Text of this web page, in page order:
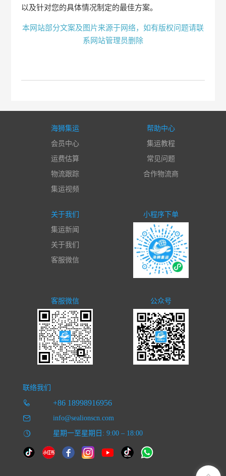
以及针对您的具体情况制定的最佳方案。
本网站部分文案及图片来源于网络，如有版权问题请联
系网站管理员删除
海狮集运
会员中心
运费估算
物流跟踪
集运视频
帮助中心
集运教程
常见问题
合作物流商
关于我们
集运新闻
关于我们
客服微信
小程序下单
客服微信 公众号
联络我们
+86 18998916956
info@sealionscn.com
星期一至星期日: 9:00 – 18:00